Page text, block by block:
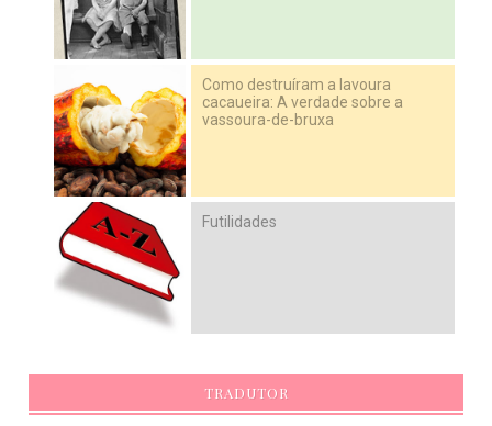
Como destruíram a lavoura
cacaueira: A verdade sobre a
vassoura-de-bruxa
Futilidades
TRADUTOR